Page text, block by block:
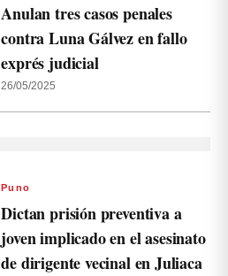
Anulan tres casos penales
contra Luna Gálvez en fallo
exprés judicial
26/05/2025
Puno
Dictan prisión preventiva a
joven implicado en el asesinato
de dirigente vecinal en Juliaca